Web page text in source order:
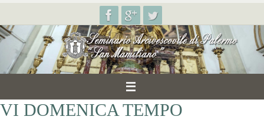
contenuto
VI DOMENICA TEMPO